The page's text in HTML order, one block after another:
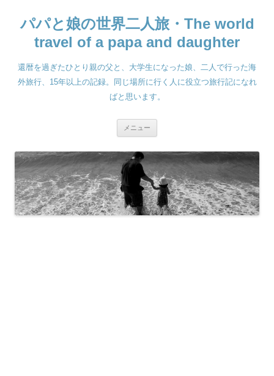
ン
キ
ッ
プ
パパと娘の世界二人旅・The world
travel of a papa and daughter
還暦を過ぎたひとり親の父と、大学生になった娘、二人で行った海
外旅行、15年以上の記録。同じ場所に行く人に役立つ旅行記になれ
ばと思います。
メニュー